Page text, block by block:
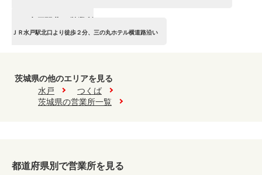
水戸駅北口営業所
ＪＲ水戸駅北口より徒歩２分、三の丸ホテル横道路沿い
茨城県の他のエリアを見る
水戸
つくば
茨城県の営業所一覧
都道府県別で営業所を見る